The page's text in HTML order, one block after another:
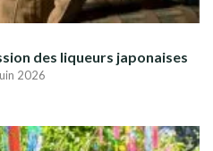
des liqueurs japonaises
2026